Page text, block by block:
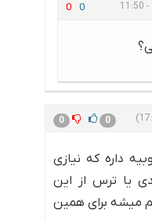
0 0
0 0
داره که نیازی
یا ترس از این
میشه برای همین